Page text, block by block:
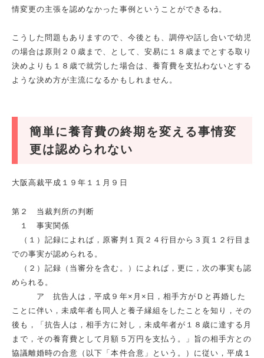
情変更の主張を認めなかった事例ということができるね。
こうした問題もありますので、今後とも、調停や話し合いで幼児
の場合は原則２０歳まで、として、安易に１８歳までとする取り
決めよりも１８歳で就労した場合は、養育費を支払わないとする
ような決め方が主流になるかもしれません。
簡単に養育費の終期を変える事情変
更は認められない
大阪高裁平成１９年１１月９日
第２ 当裁判所の判断
１ 事実関係
（１）記録によれば，原審判１頁２４行目から３頁１２行目ま
での事実が認められる。
（２）記録（当審分を含む。）によれば，更に，次の事実も認
められる。
ア 抗告人は，平成９年×月×日，相手方がＤと再婚した
ことに伴い，未成年者も同人と養子縁組をしたことを知り，その
後も，「抗告人は，相手方に対し，未成年者が１８歳に達する月
まで，その養育費として月額５万円を支払う。」旨の相手方との
協議離婚時の合意（以下「本件合意」という。）に従い，平成１